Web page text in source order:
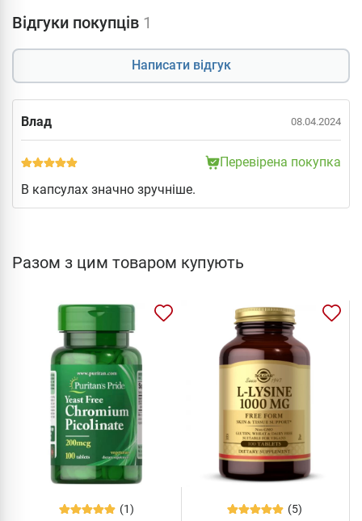
Відгуки покупців 1
Написати відгук
Влад 08.04.2024
Перевірена покупка
В капсулах значно зручніше.
Разом з цим товаром купують
(1) (5)